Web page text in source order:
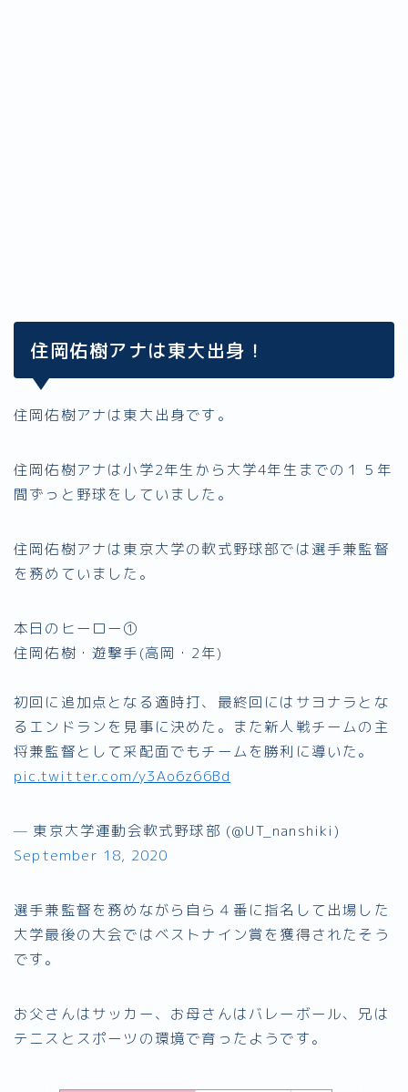
住岡佑樹アナは東大出身！
住岡佑樹アナは東大出身です。
住岡佑樹アナは小学2年生から大学4年生までの１５年
間ずっと野球をしていました。
住岡佑樹アナは東京大学の軟式野球部では選手兼監督
を務めていました。
本日のヒーロー①
住岡佑樹・遊撃手(高岡・2年)
初回に追加点となる適時打、最終回にはサヨナラとな
るエンドランを見事に決めた。また新人戦チームの主
将兼監督として采配面でもチームを勝利に導いた。
pic.twitter.com/y3Ao6z66Bd
— 東京大学運動会軟式野球部 (@UT_nanshiki)
September 18, 2020
選手兼監督を務めながら自ら４番に指名して出場した
大学最後の大会ではベストナイン賞を獲得されたそう
です。
お父さんはサッカー、お母さんはバレーボール、兄は
テニスとスポーツの環境で育ったようです。